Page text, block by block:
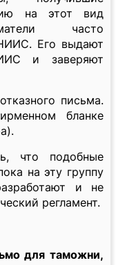
на этот вид
часто
Его выдают
и заверяют
письма.
бланке
что подобные
на эту группу
и не
регламент.
для таможни,